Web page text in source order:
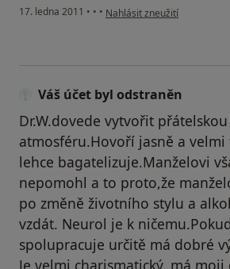
17. ledna 2011 • • • podle názoru uživatele
Nahlásit zneužití
Váš účet byl odstraněn
Dr.W.dovede vytvořit přátelskou
atmosféru.Hovoří jasně a
lehce bagatelizuje.Manželovi
nepomohl a to proto,že
po změně životního stylu a
vzdát. Neurol je k
spolupracuje určitě má dobré
Je velmi charismatický, má moji